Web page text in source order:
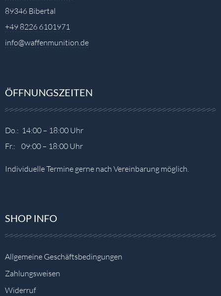
89346 Bibertal
+49 8226 6101971
info@waffenmunition.de
ÖFFNUNGSZEITEN
Do.: 14:00 – 18:00 Uhr
Fr.: 09:00 – 18:00 Uhr
Individuelle Termine gerne nach Vereinbarung möglich.
SHOP INFO
Allgemeine Geschäftsbedingungen
Zahlungsweisen
Widerruf